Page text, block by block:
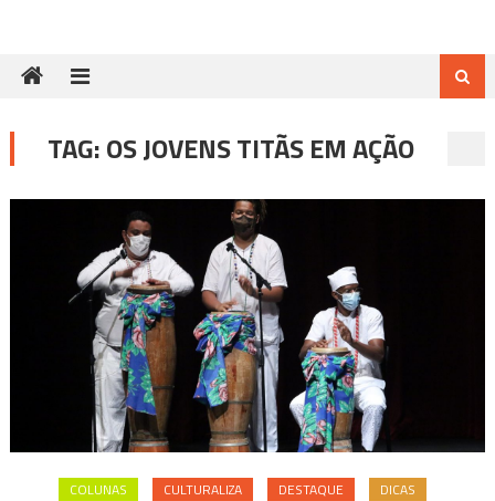
TAG:OS JOVENS TITÃS EM AÇÃO
COLUNAS CULTURALIZA DESTAQUE
DICAS